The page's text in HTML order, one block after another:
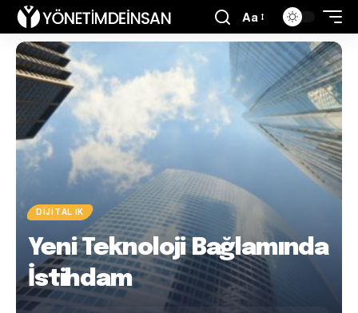
Aa
DIJITAL İK
Yeni Teknoloji Bağlamında
İstihdam